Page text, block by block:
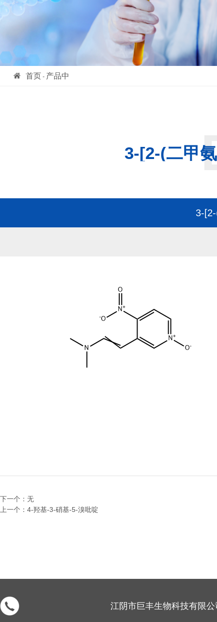
首页 - 产品中
3-[2-(二甲
3-
下一个：无
上一个：4-羟基-3-硝基-5-溴吡啶
江阴市巨丰生物科技有限公